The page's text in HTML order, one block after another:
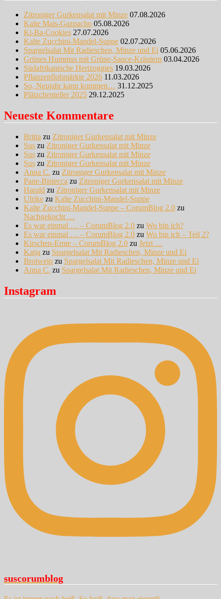
Zitroniger Gurkensalat mit Minze 07.08.2026
Kalte Mais-Gazpacho 05.08.2026
Ki-Ba-Cookies 27.07.2026
Kalte Zucchini-Mandel-Suppe 02.07.2026
Spargelsalat Mit Radieschen, Minze und Ei 05.06.2026
Grünes Hummus mit Grüne-Sauce-Kräutern 03.04.2026
Südafrikanische Hertzoggies 19.03.2026
Pflanzenflohmärkte 2026 11.03.2026
So, Neujahr kann kommen… 31.12.2025
Plätzchenteller 2025 29.12.2025
Neueste Kommentare
Britta zu Zitroniger Gurkensalat mit Minze
Sus zu Zitroniger Gurkensalat mit Minze
Sus zu Zitroniger Gurkensalat mit Minze
Sus zu Zitroniger Gurkensalat mit Minze
Anna C. zu Zitroniger Gurkensalat mit Minze
Pane-Bistecca zu Zitroniger Gurkensalat mit Minze
Harald zu Zitroniger Gurkensalat mit Minze
Ulrike zu Kalte Zucchini-Mandel-Suppe
Kalte Zucchini-Mandel-Suppe – CorumBlog 2.0 zu
Nachgekocht …
Es war einmal … – CorumBlog 2.0 zu Wo bin ich?
Es war einmal … – CorumBlog 2.0 zu Wo bin ich – Teil 2?
Kirschen-Ernte – CorumBlog 2.0 zu Jetzt …
Katja zu Spargelsalat Mit Radieschen, Minze und Ei
Brotwein zu Spargelsalat Mit Radieschen, Minze und Ei
Anna C. zu Spargelsalat Mit Radieschen, Minze und Ei
Instagram
suscorumblog